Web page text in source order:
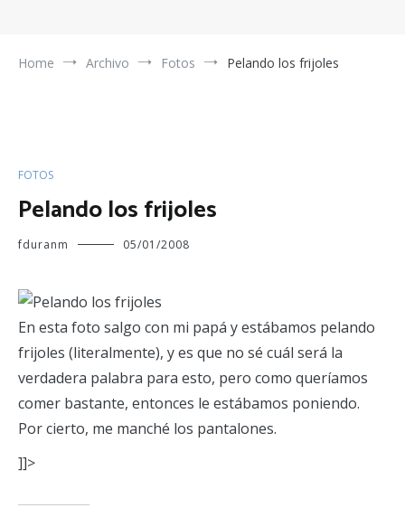
Home Archivo Fotos Pelando los frijoles
FOTOS
Pelando los frijoles
fduranm 05/01/2008
En esta foto salgo con mi papá y estábamos pelando
frijoles (literalmente), y es que no sé cuál será la
verdadera palabra para esto, pero como queríamos
comer bastante, entonces le estábamos poniendo.
Por cierto, me manché los pantalones.
]]>